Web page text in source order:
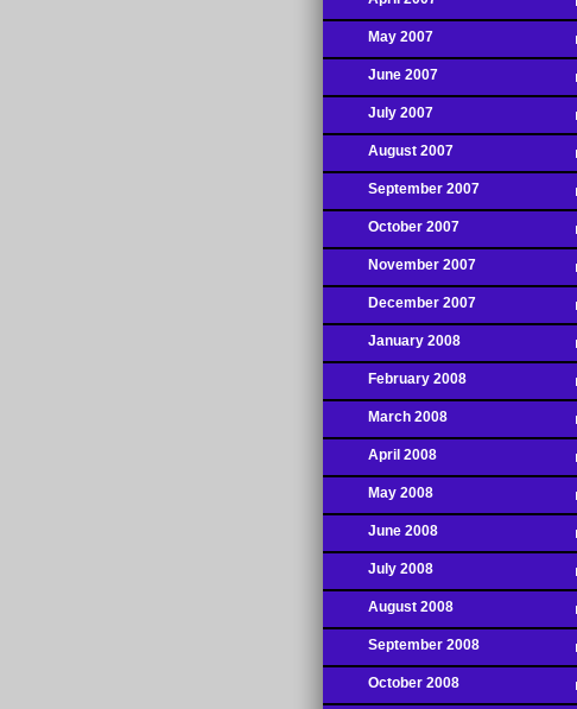
May 2007
June 2007
July 2007
August 2007
September 2007
October 2007
November 2007
December 2007
January 2008
February 2008
March 2008
April 2008
May 2008
June 2008
July 2008
August 2008
September 2008
October 2008